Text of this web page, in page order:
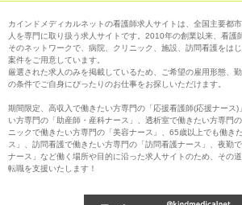
カインドメディカルネットの看護師求人サイトは、全国主要都
人を専門に取り扱う求人サイトです。2010年の創業以来、看護
そのネットワークで、病院、クリニック、施設、訪問看護をは
案件をご用意しています。
厳選された求人のみを掲載しているため、ご希望の雇用形態、
の条件でご自身にぴったりのお仕事をお探しいただけます。
期間限定、高収入で働きたい方専門の「応援看護師(応援ナース
い方専門の「助産師・産科ナース」、透析室で働きたい方専門
ニックで働きたい方専門の「美容ナース」、65歳以上でも働き
ス」、訪問看護で働きたい方専門の「訪問看護ナース」、夜勤
ナース」など働く場所や目的に沿った求人サイトのため、その
転職を支援いたします！